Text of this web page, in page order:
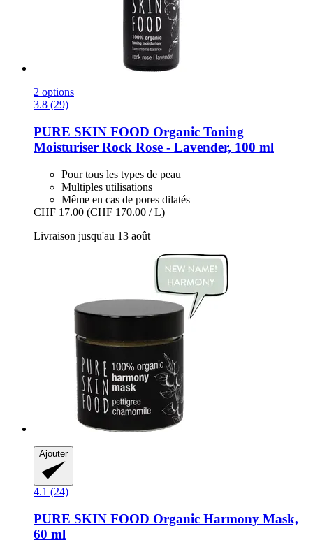
2 options
3.8 (29)
PURE SKIN FOOD Organic Toning
Moisturiser Rock Rose -​ Lavender, 100 ml
Pour tous les types de peau
Multiples utilisations
Même en cas de pores dilatés
CHF 17.00 (CHF 170.00 / L)
Livraison jusqu'au 13 août
Ajouter
4.1 (24)
PURE SKIN FOOD Organic Harmony Mask,
60 ml